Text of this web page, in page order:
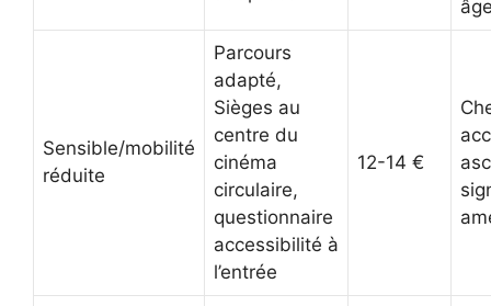
Sensible/mobilité
réduite
Parcours
adapté,
Sièges au
centre du
cinéma
circulaire,
questionnaire
accessibilité à
l’entrée
12-14 €